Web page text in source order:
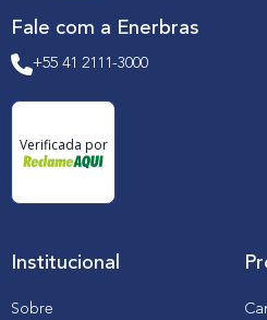
Fale com a Enerbras
+55 41 2111-3000
Verificada por
Institucional
Sobre